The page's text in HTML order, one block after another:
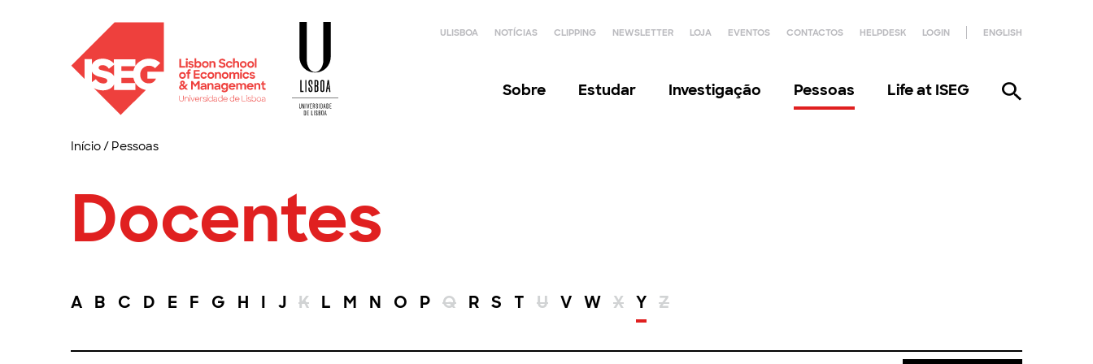
ULISBOA NOTÍCIAS CLIPPING NEWSLETTER LOJA EVENTOS CONTACTOS HELPDESK LOGIN ENGLISH
Sobre Estudar Investigação Pessoas Life at ISEG
Início/ Pessoas
Docentes
A B C D E F G H I J K L M N O P Q R S T U V W X Y Z